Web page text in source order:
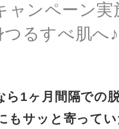
ャンペーン実
るすべ肌へ♪
1ヶ月間隔での
もサッと寄って